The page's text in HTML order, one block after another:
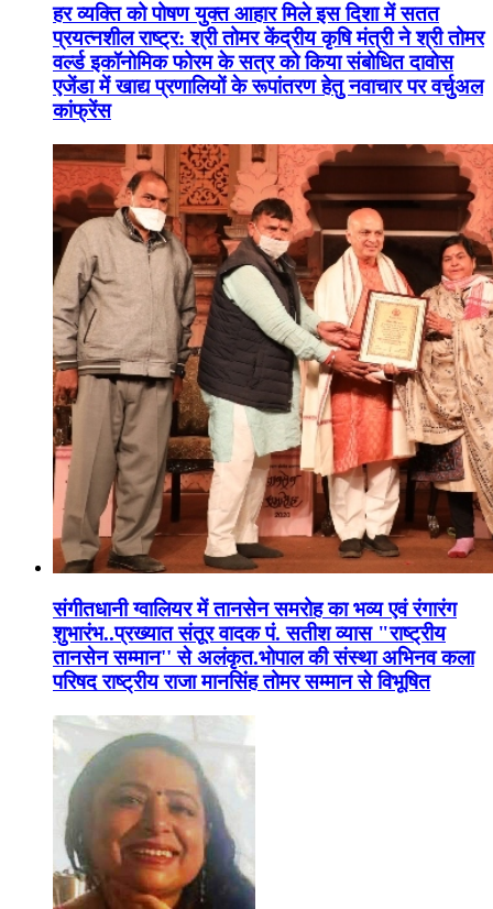
हर व्यक्ति को पोषण युक्त आहार मिले इस दिशा में सतत
प्रयत्नशील राष्ट्र: श्री तोमर केंद्रीय कृषि मंत्री ने श्री तोमर
वर्ल्ड इकॉनोमिक फोरम के सत्र को किया संबोधित दावोस
एजेंडा में खाद्य प्रणालियों के रूपांतरण हेतु नवाचार पर वर्चुअल
कांफ्रेंस
संगीतधानी ग्वालियर में तानसेन समरोह का भव्य एवं रंगारंग
शुभारंभ..प्रख्यात संतूर वादक पं. सतीश व्यास "राष्ट्रीय
तानसेन सम्मान'' से अलंकृत.भोपाल की संस्था अभिनव कला
परिषद राष्ट्रीय राजा मानसिंह तोमर सम्मान से विभूषित